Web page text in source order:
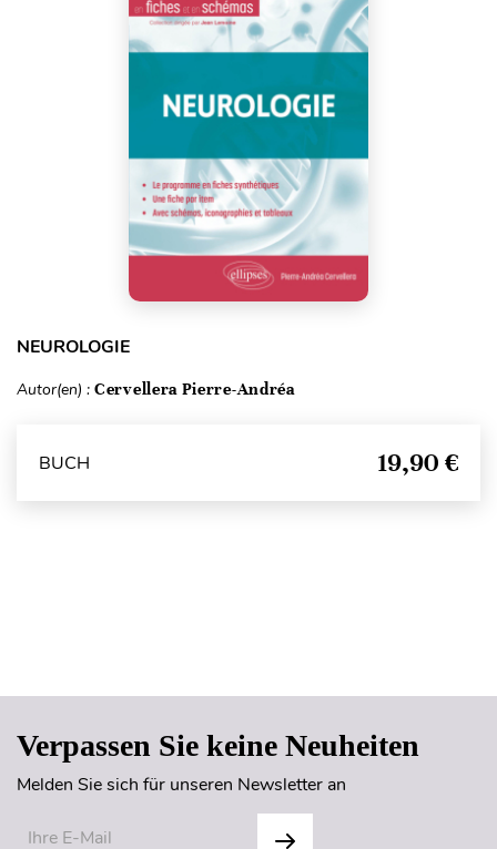
NEUROLOGIE
Autor(en) : Cervellera Pierre-Andréa
BUCH 19,90 €
Verpassen Sie keine Neuheiten
Melden Sie sich für unseren Newsletter an